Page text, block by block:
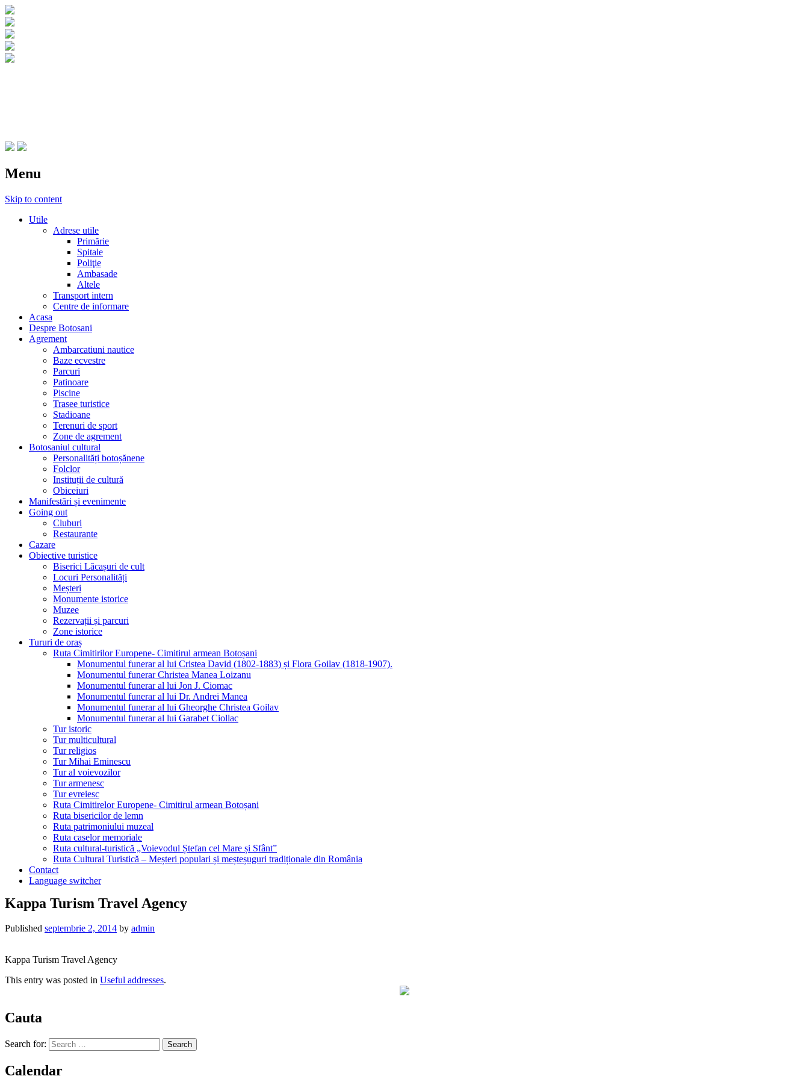
Menu
Skip to content
Utile
Adrese utile
Primărie
Spitale
Poliţie
Ambasade
Altele
Transport intern
Centre de informare
Acasa
Despre Botosani
Agrement
Ambarcatiuni nautice
Baze ecvestre
Parcuri
Patinoare
Piscine
Trasee turistice
Stadioane
Terenuri de sport
Zone de agrement
Botosaniul cultural
Personalități botoșănene
Folclor
Instituții de cultură
Obiceiuri
Manifestări și evenimente
Going out
Cluburi
Restaurante
Cazare
Obiective turistice
Biserici Lăcașuri de cult
Locuri Personalități
Meșteri
Monumente istorice
Muzee
Rezervații și parcuri
Zone istorice
Tururi de oraș
Ruta Cimitirilor Europene- Cimitirul armean Botoșani
Monumentul funerar al lui Cristea David (1802-1883) și Flora Goilav (1818-1907).
Monumentul funerar Christea Manea Loizanu
Monumentul funerar al lui Jon J. Ciomac
Monumentul funerar al lui Dr. Andrei Manea
Monumentul funerar al lui Gheorghe Christea Goilav
Monumentul funerar al lui Garabet Ciollac
Tur istoric
Tur multicultural
Tur religios
Tur Mihai Eminescu
Tur al voievozilor
Tur armenesc
Tur evreiesc
Ruta Cimitirelor Europene- Cimitirul armean Botoșani
Ruta bisericilor de lemn
Ruta patrimoniului muzeal
Ruta caselor memoriale
Ruta cultural-turistică „Voievodul Ștefan cel Mare și Sfânt”
Ruta Cultural Turistică – Meșteri populari și meșteșuguri tradiționale din România
Contact
Language switcher
Kappa Turism Travel Agency
Published septembrie 2, 2014 by admin
Kappa Turism Travel Agency
This entry was posted in Useful addresses.
Cauta
Search for:
Calendar